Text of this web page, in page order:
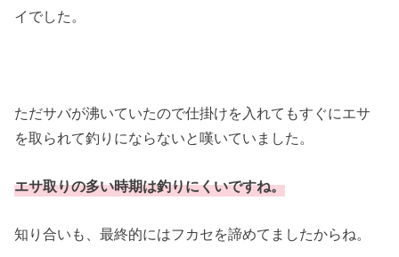
イでした。
ただサバが沸いていたので仕掛けを入れてもすぐにエサ
を取られて釣りにならないと嘆いていました。
エサ取りの多い時期は釣りにくいですね。
知り合いも、最終的にはフカセを諦めてましたからね。